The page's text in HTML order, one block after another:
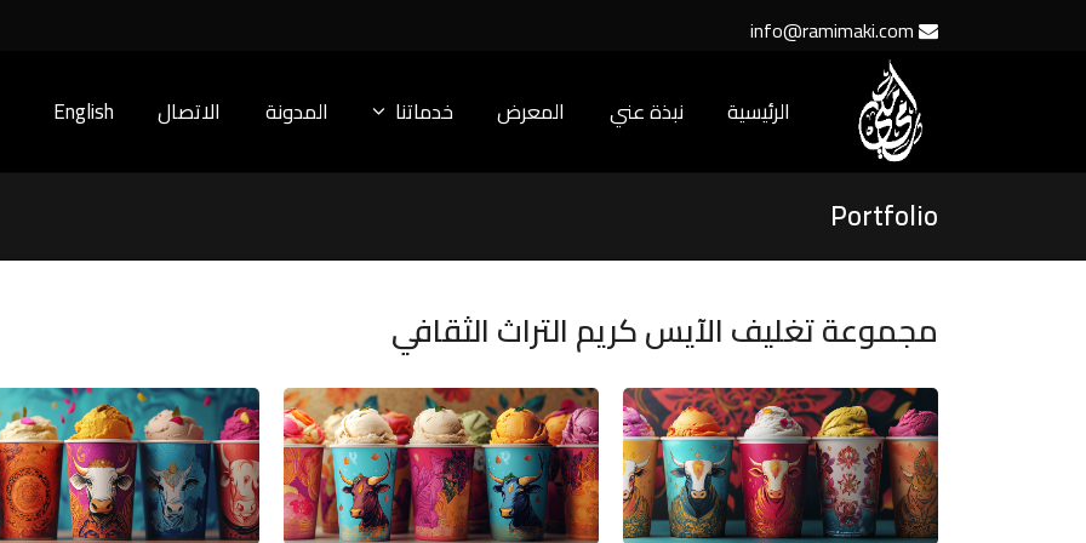
info@ramimaki.com
الرئيسية نبذة عني المعرض خدماتنا المدونة الاتصال English
Portfolio
مجموعة تغليف الآيس كريم التراث الثقافي